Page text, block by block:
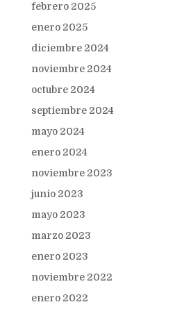
febrero 2025
enero 2025
diciembre 2024
noviembre 2024
octubre 2024
septiembre 2024
mayo 2024
enero 2024
noviembre 2023
junio 2023
mayo 2023
marzo 2023
enero 2023
noviembre 2022
enero 2022